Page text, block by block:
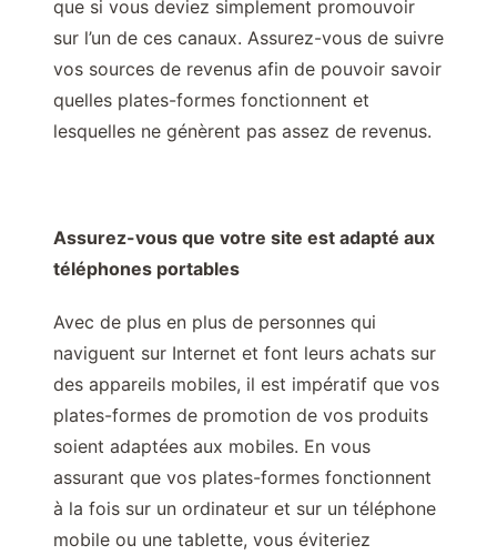
que si vous deviez simplement promouvoir
sur l’un de ces canaux. Assurez-vous de suivre
vos sources de revenus afin de pouvoir savoir
quelles plates-formes fonctionnent et
lesquelles ne génèrent pas assez de revenus.
Assurez-vous que votre site est adapté aux
téléphones portables
Avec de plus en plus de personnes qui
naviguent sur Internet et font leurs achats sur
des appareils mobiles, il est impératif que vos
plates-formes de promotion de vos produits
soient adaptées aux mobiles. En vous
assurant que vos plates-formes fonctionnent
à la fois sur un ordinateur et sur un téléphone
mobile ou une tablette, vous éviteriez